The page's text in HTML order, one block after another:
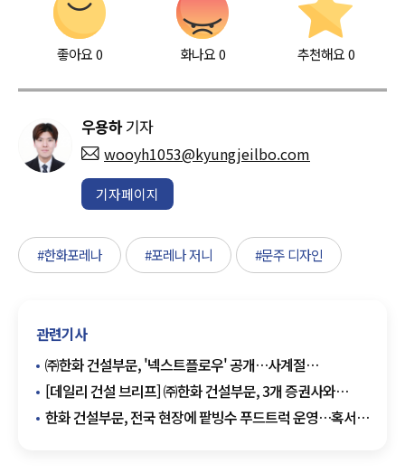
좋아요0 화나요0 추천해요 0
우용하기자
wooyh1053@kyungjeilbo.com
기자페이지
#한화포레나 #포레나 저니 #문주 디자인
관련기사
㈜한화 건설부문, '넥스트플로우' 공개…사계절
놀이공간으로 차별화
[데일리 건설 브리프] ㈜한화 건설부문, 3개 증권사와
부동산 개발사업 공동추진 박차 外
한화 건설부문, 전국 현장에 팥빙수 푸드트럭 운영…혹서기